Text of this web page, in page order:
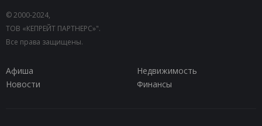
© 2000-2024,
ТОВ «КЕПРЕЙТ ПАРТНЕРС»".
Все права защищены.
Афиша
Недвижимость
Новости
Финансы